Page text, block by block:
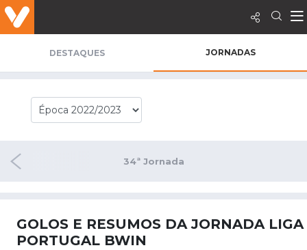
DESTAQUES JORNADAS
34ª Jornada
GOLOS E RESUMOS DA JORNADA LIGA
PORTUGAL BWIN